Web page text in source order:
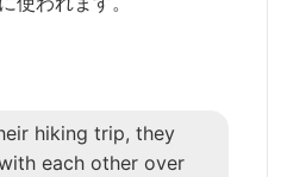
hiking trip, they
each other over